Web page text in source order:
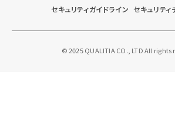
セキュリティガイドライン セキュリティ
© 2025 QUALITIA CO., LTD All rights